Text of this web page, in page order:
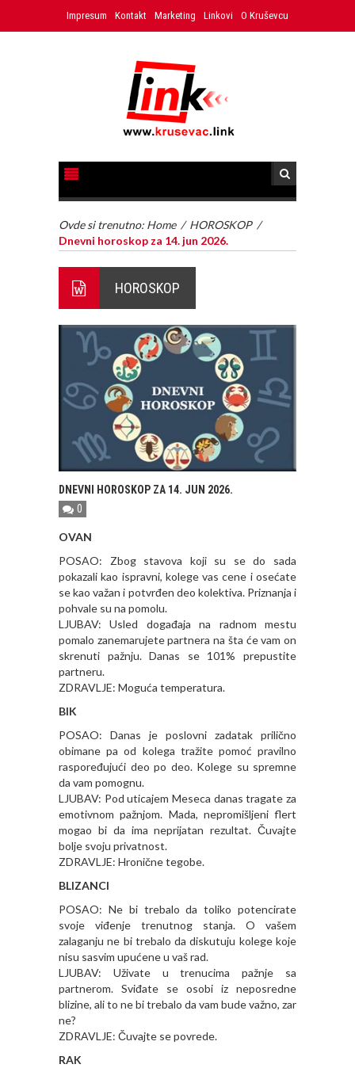
Impresum Kontakt Marketing Linkovi O Kruševcu
Ovde si trenutno: Home / HOROSKOP /
Dnevni horoskop za 14. jun 2026.
HOROSKOP
DNEVNI HOROSKOP ZA 14. JUN 2026.
0
OVAN
POSAO: Zbog stavova koji su se do sada
pokazali kao ispravni, kolege vas cene i osećate
se kao važan i potvrđen deo kolektiva. Priznanja i
pohvale su na pomolu.
LJUBAV: Usled događaja na radnom mestu
pomalo zanemarujete partnera na šta će vam on
skrenuti pažnju. Danas se 101% prepustite
partneru.
ZDRAVLJE: Moguća temperatura.
BIK
POSAO: Danas je poslovni zadatak prilično
obimane pa od kolega tražite pomoć pravilno
raspoređujući deo po deo. Kolege su spremne
da vam pomognu.
LJUBAV: Pod uticajem Meseca danas tragate za
emotivnom pažnjom. Mada, nepromišljeni flert
mogao bi da ima neprijatan rezultat. Čuvajte
bolje svoju privatnost.
ZDRAVLJE: Hronične tegobe.
BLIZANCI
POSAO: Ne bi trebalo da toliko potencirate
svoje viđenje trenutnog stanja. O vašem
zalaganju ne bi trebalo da diskutuju kolege koje
nisu sasvim upućene u vaš rad.
LJUBAV: Uživate u trenucima pažnje sa
partnerom. Sviđate se osobi iz neposredne
blizine, ali to ne bi trebalo da vam bude važno, zar
ne?
ZDRAVLJE: Čuvajte se povrede.
RAK